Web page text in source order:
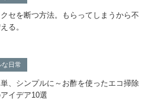
セを断つ方法。もらってしまうから不
る。
な日常
、シンプルに～お酢を使ったエコ掃除
イデア10選